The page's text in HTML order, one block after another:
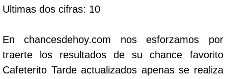
Ultimas dos cifras: 10
En chancesdehoy.com nos esforzamos por
traerte los resultados de su chance favorito
Cafeterito Tarde actualizados apenas se realiza